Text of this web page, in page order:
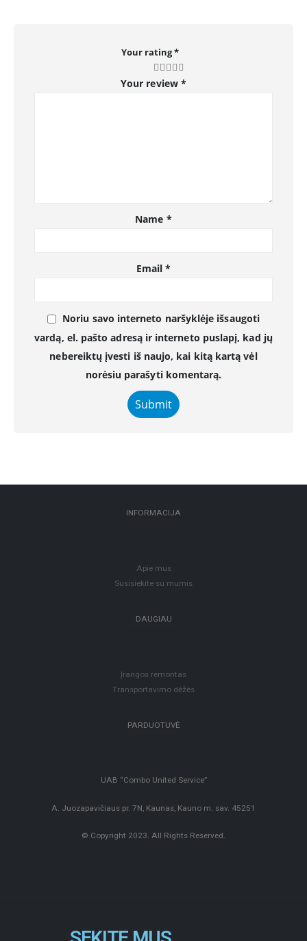
Your rating*
Your review *
Name *
Email*
Noriu savo interneto naršyklėje išsaugoti
vardą, el. pašto adresą ir interneto puslapį, kad jų
nebereiktų įvesti iš naujo, kai kitą kartą vėl
norėsiu parašyti komentarą.
INFORMACIJA
Apie mus
Susisiekite su mumis
DAUGIAU
Įrangos remontas
Transportavimo dėžės
PARDUOTUVĖ
UAB “Combo United Service”
A. Juozapavičiaus pr. 7N, Kaunas, Kauno m. sav. 45251
© Copyright 2023. All Rights Reserved.